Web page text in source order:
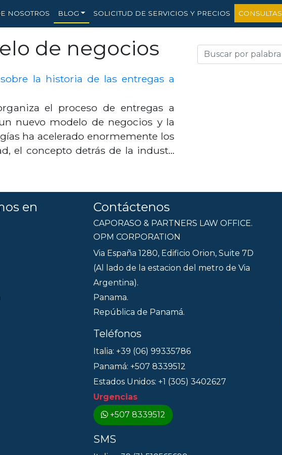
NOSOTROS BLOG SOLICITUD DE SERVICIOS Y PRECIOS CONSULTAS
de negocios
la historia de las entregas a
el proceso de entregas a
nuevo modelo de negocios y la
ha acelerado enormemente los
el concepto detrás de la indust…
en Contáctenos
CAPORASO & PARTNERS LAW OFFICE.
OPM CORPORATION
Via España 1280, Edificio Orion, Suite 7D
(Al lado de la estacion del metro de Via
Argentina).
Panama.
República de Panamá.
Teléfonos
Italia: +39 (06) 99335786
Panamá: +507 8339512
Estados Unidos: +1 (305) 3402627
Urgencias
+507 8339512
SMS